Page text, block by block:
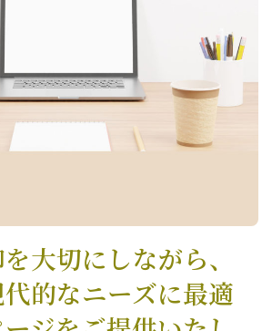
大切にしながら、
的なニーズに最適